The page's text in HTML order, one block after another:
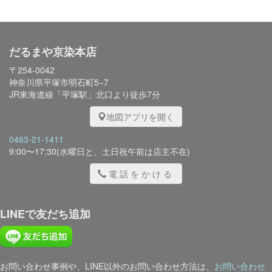
だるまや京染本店
〒254-0042
神奈川県平塚市明石町5−7
JR東海道線「平塚駅」北口より徒歩7分
地図アプリを開く
0463-21-1411
9:00〜17:30(水曜日と、土日祝午前は店主不在)
電話をかける
LINEで友だち追加
お問い合わせ事例や、LINE以外のお問い合わせ方法は、 お問い合わせ